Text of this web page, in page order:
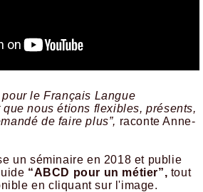
le Français Langue
nous étions flexibles, présents,
de faire plus”, raconte Anne-
un séminaire en 2018 et publie
“ABCD pour un métier”, tout
en cliquant sur l'image.